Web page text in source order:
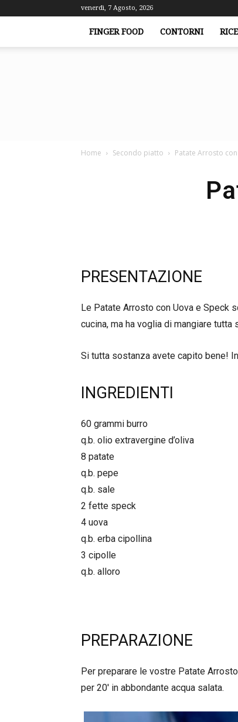
venerdì, 7 Agosto, 2026
FINGER FOOD CONTORNI
Home Secondo piatto Patate Arrosto
PRESENTAZIONE
Le Patate Arrosto con Uova e Speck
cucina, ma ha voglia di mangiare
Si tutta sostanza avete capito bene!
INGREDIENTI
60 grammi burro
q.b. olio extravergine d’oliva
8 patate
q.b. pepe
q.b. sale
2 fette speck
4 uova
q.b. erba cipollina
3 cipolle
q.b. alloro
PREPARAZIONE
Per preparare le vostre Patate
per 20′ in abbondante acqua salata.